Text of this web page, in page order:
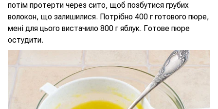
потім протерти через сито, щоб позбутися грубих
волокон, що залишилися. Потрібно 400 г готового пюре,
мені для цього вистачило 800 г яблук. Готове пюре
остудити.